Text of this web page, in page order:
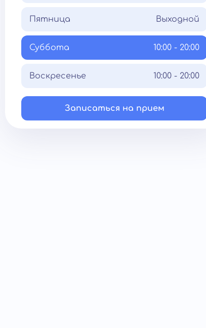
Пятница Выходной
Суббота 10:00 - 20:00
Воскресенье 10:00 - 20:00
Записаться на прием